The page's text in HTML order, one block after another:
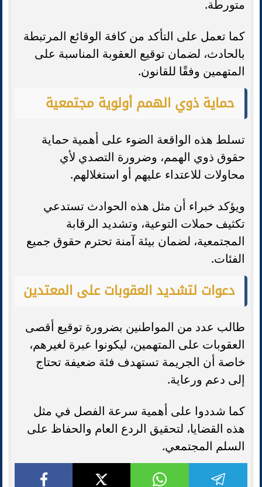
متورطة.
كما تعمل على التأكد من كافة الوقائع المرتبطة
بالحادث، لضمان توقيع العقوبة المناسبة على
المتهمين وفقًا للقانون.
حماية ذوي الهمم أولوية مجتمعية
تسلط هذه الواقعة الضوء على أهمية حماية
حقوق ذوي الهمم، وضرورة التصدي لأي
محاولات للاعتداء عليهم أو استغلالهم.
ويؤكد خبراء أن مثل هذه الحوادث تستدعي
تكثيف حملات التوعية، وتشديد الرقابة
المجتمعية، لضمان بيئة آمنة تحترم حقوق جميع
الفئات.
دعوات لتشديد العقوبات على المعتدين
طالب عدد من المواطنين بضرورة توقيع أقصى
العقوبات على المتهمين، ليكونوا عبرة لغيرهم،
خاصة أن الجريمة تستهدف فئة ضعيفة تحتاج
إلى دعم ورعاية.
كما شددوا على أهمية سرعة الفصل في مثل
هذه القضايا، لتحقيق الردع العام والحفاظ على
السلم المجتمعي.